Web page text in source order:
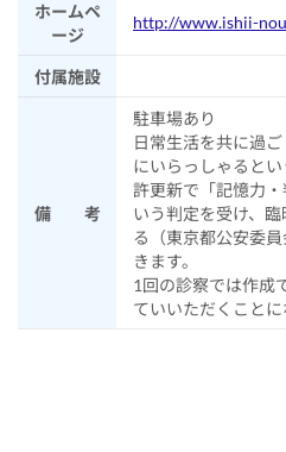
ホームペ
ージ
http://www.ishii-
付属施設
備 考
駐車場あり
日常生活を共に過
にいらっしゃると
許更新で「記憶力
いう判定を受け、
る（東京都公安委
きます。
1回の診察では作成
ていいただくことに